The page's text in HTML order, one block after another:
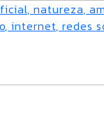
natureza,
internet, redes